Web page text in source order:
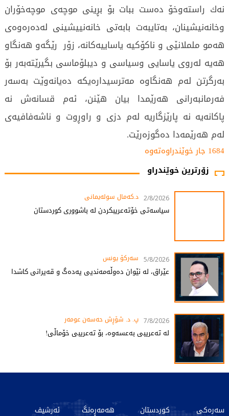
نەك راستەوخۆ دەست ببات بۆ بڕینی موچەی موچەخۆران
وخانەنیشینان، بەتایبەت بابەتی خانەنییشینی لەدەرەوەی
هەمو ململانێی و ناكۆكیە یاساییەكانە، زۆر رێگەو هەنگاو
هەیە لەروی یاسایی وسیاسی و دیبلۆماسی بگیرێتەبەر بۆ
بەرگرتن لەم هەنگاوە مەترسیدارەیكە دەیانەوێت بەسەر
فەرمانبەرانی هەرێمدا بیان هێنن، ئەم قسانەش نە
پاكانەیە نە پارێزگاریە لەم دزی و راوڕوت و ناشەفافیەی
لەم هەرێمەدا دەگوزەرێت.
1684 جار خوێندراوەتەوە
زۆرترین خوێندراو
2/8/2026 د.کەمال سولەیمانی
سیاسەتی خۆتەعریبکردن لە باشووری کوردستان
5/8/2026 سەرکۆ یونس
عێراق، لە نێوان دەوڵەمەندیی یەدەگ و قەیرانی کاشدا
7/8/2026 پ. د. شۆڕش حەسەن عومەر
لە تەعریبی بەعسەوە، بۆ تەعریبی خۆماڵی!
سەرەکی کوردستان هەمەڕەنگ ئەرشیف